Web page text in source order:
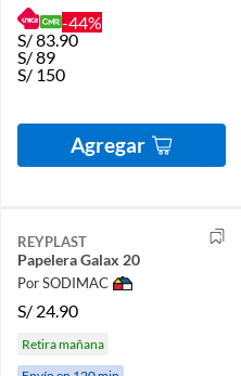
-44%
S/83.90
S/89
S/ 150
Agregar
REYPLAST
Papelera Galax 20
Por SODIMAC
S/ 24.90
Retira mañana